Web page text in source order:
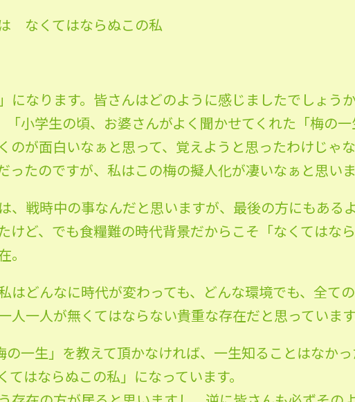
なくてはならぬこの私
になります。皆さんはどのように感じましたでしょうか
「小学生の頃、お婆さんがよく聞かせてくれた「梅の
のが面白いなぁと思って、覚えようと思ったわけじゃ
ったのですが、私はこの梅の擬人化が凄いなぁと思いま
、戦時中の事なんだと思いますが、最後の方にもある
けど、でも食糧難の時代背景だからこそ「なくてはな
。
はどんなに時代が変わっても、どんな環境でも、全て
人一人が無くてはならない貴重な存在だと思っています
の一生」を教えて頂かなければ、一生知ることはなか
てはならぬこの私」になっています。